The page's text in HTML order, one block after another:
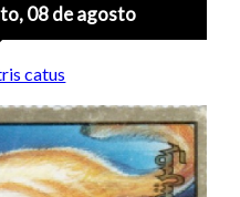
08 de agosto
catus